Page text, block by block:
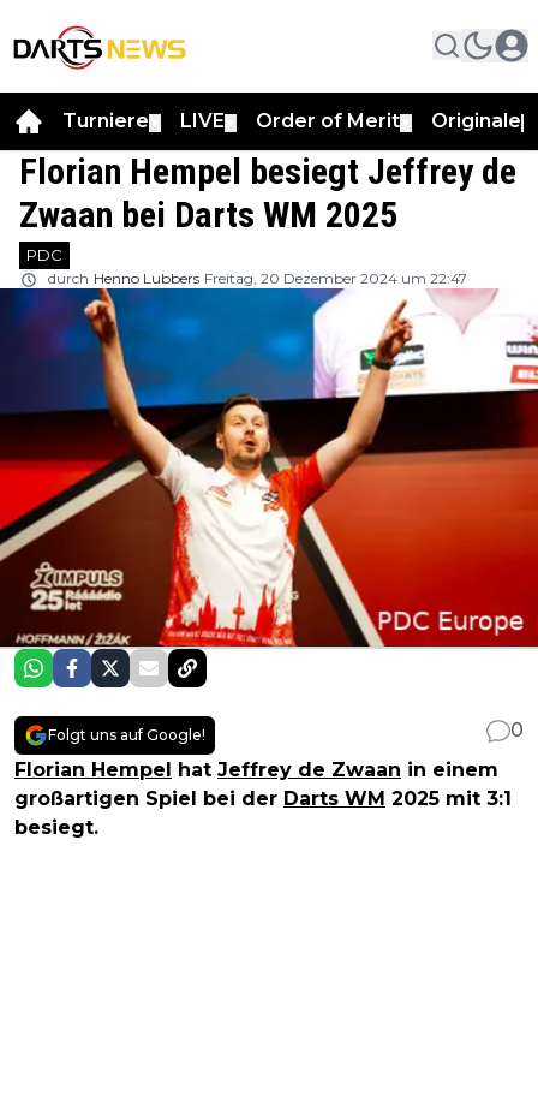
Turniere LIVE Order of Merit Originale
Florian Hempel besiegt Jeffrey de
Zwaan bei Darts WM 2025
PDC
durch Henno Lubbers Freitag, 20 Dezember 2024 um 22:47
Folgt uns auf Google!
0
Florian Hempel
hat Jeffrey de Zwaan in einem
großartigen Spiel bei der Darts WM 2025 mit 3:1
besiegt.